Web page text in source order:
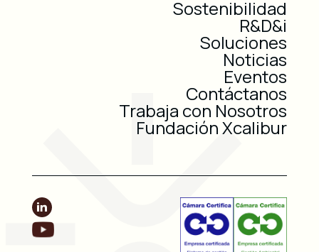
Sostenibilidad
R&D&i
Soluciones
Noticias
Eventos
Contáctanos
Trabaja con Nosotros
Fundación Xcalibur